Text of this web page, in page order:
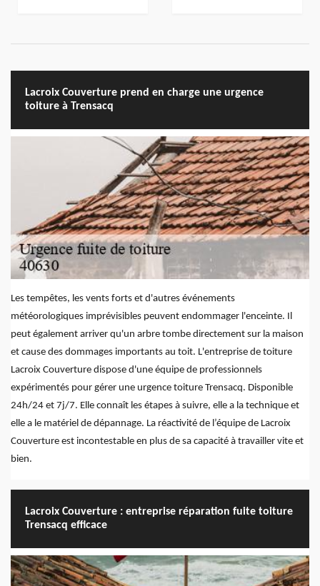
Lacroix Couverture prend en charge une urgence
toiture à Trensacq
Les tempêtes, les vents forts et d'autres événements
météorologiques imprévisibles peuvent endommager l'enceinte. Il
peut également arriver qu'un arbre tombe directement sur la maison
et cause des dommages importants au toit. L'entreprise de toiture
Lacroix Couverture dispose d'une équipe de professionnels
expérimentés pour gérer une urgence toiture Trensacq. Disponible
24h/24 et 7j/7. Elle connaît les étapes à suivre, elle a la technique et
elle a le matériel de dépannage. La réactivité de l’équipe de Lacroix
Couverture est incontestable en plus de sa capacité à travailler vite et
bien.
Lacroix Couverture : entreprise réparation fuite toiture
Trensacq efficace